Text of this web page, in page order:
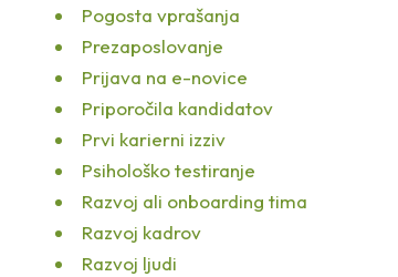
Pogosta vprašanja
Prezaposlovanje
Prijava na e-novice
Priporočila kandidatov
Prvi karierni izziv
Psihološko testiranje
Razvoj ali onboarding tima
Razvoj kadrov
Razvoj ljudi